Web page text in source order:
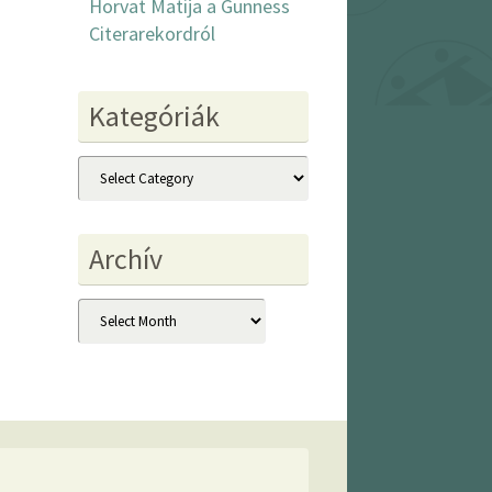
Horvat Matija a Gunness
Citerarekordról
Kategóriák
Kategóriák
Archív
Archív